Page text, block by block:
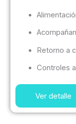
Retorno a
Controles
Ver detalle